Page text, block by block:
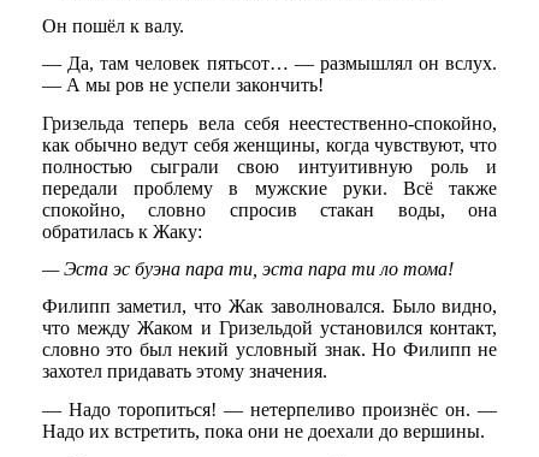
Он пошёл к валу.
— Да, там человек пятьсот… — размышлял он вслух.
— А мы ров не успели закончить!
Гризельда теперь вела себя неестественно-спокойно,
как обычно ведут себя женщины, когда чувствуют, что
полностью сыграли свою интуитивную роль и
передали проблему в мужские руки. Всё также
спокойно, словно спросив стакан воды, она
обратилась к Жаку:
— Эста эс буэна пара ти, эста пара ти ло тома!
Филипп заметил, что Жак заволновался. Было видно,
что между Жаком и Гризельдой установился контакт,
словно это был некий условный знак. Но Филипп не
захотел придавать этому значения.
— Надо торопиться! — нетерпеливо произнёс он. —
Надо их встретить, пока они не доехали до вершины.